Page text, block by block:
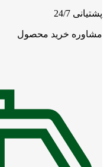
پشتیانی 24/7
مشاوره خرید محصول